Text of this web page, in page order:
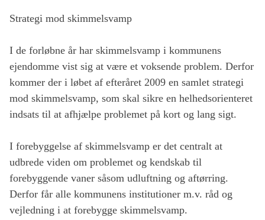
Strategi mod skimmelsvamp
I de forløbne år har skimmelsvamp i kommunens
ejendomme vist sig at være et voksende problem. Derfor
kommer der i løbet af efteråret 2009 en samlet strategi
mod skimmelsvamp, som skal sikre en helhedsorienteret
indsats til at afhjælpe problemet på kort og lang sigt.
I forebyggelse af skimmelsvamp er det centralt at
udbrede viden om problemet og kendskab til
forebyggende vaner såsom udluftning og aftørring.
Derfor får alle kommunens institutioner m.v. råd og
vejledning i at forebygge skimmelsvamp.